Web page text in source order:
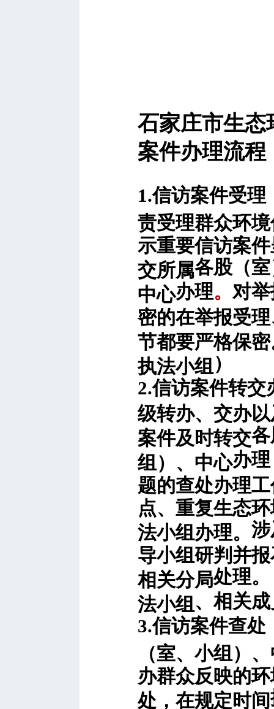
石家庄市生态
案件办理流程
1.信访案件受理
责受理群众环
示重要信访案
交所属各股（
中心办理。对
密的在举报受
节都要严格保密
执法小组 ）
2.信访案件转
级转办、交办
案件及时转交
组）、中心办理
题的查处办理
点、重复生态
法小组办理。
导小组研判并
相关分局处理。
法小组 、相关
3.信访案件查处
（室、小组）
办群众反映的
处，在规定时间